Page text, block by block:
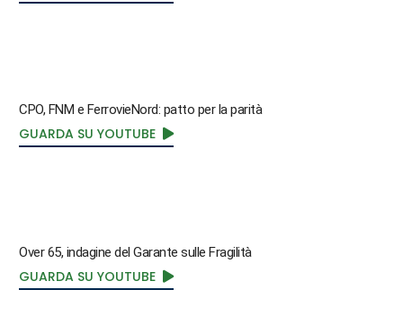
CPO, FNM e FerrovieNord: patto per la parità
GUARDA SU YOUTUBE
Over 65, indagine del Garante sulle Fragilità
GUARDA SU YOUTUBE